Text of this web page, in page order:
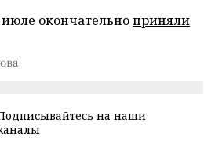
окончательноприняли
на наши